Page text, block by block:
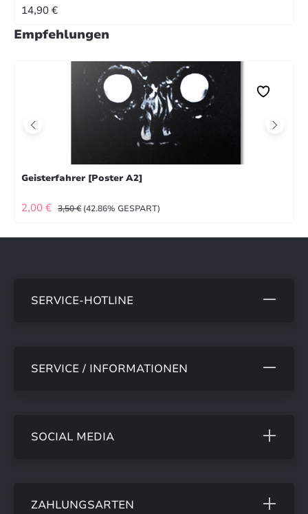
REGULÄRER PREIS:
14,90 €
Empfehlungen
Geisterfahrer [Poster A2]
VERKAUFSPREIS:
2,00 € REGULÄRER PREIS:
3,50 € (42.86% GESPART)
SERVICE-HOTLINE
SERVICE / INFORMATIONEN
SOCIAL MEDIA
ZAHLUNGSARTEN